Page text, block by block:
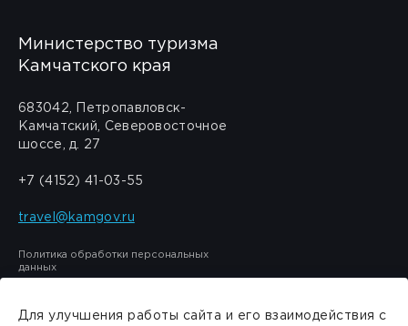
Министерство туризма
Камчатского края
683042, Петропавловск-
Камчатский, Северовосточное
шоссе, д. 27
+7 (4152) 41-03-55
travel@kamgov.ru
Политика обработки персональных
данных
Для улучшения работы сайта и его взаимодействия с